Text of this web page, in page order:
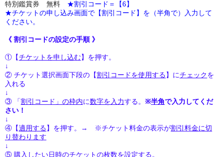
特別鑑賞券 無料 ★割引コード＝【6】
★チケットの申し込み画面で【割引コード】を（半角で）入力して
ください。
《 割引コードの設定の手順 》
①【チケットを申し込む】を押す。
↓
② チケット選択画面下段の【割引コードを使用する】にチェックを
入れる
↓
③ 「割引コード」の枠内に数字を入力する。 ※半角で入力してくだ
さい！
↓
④【適用する】を押す。→ ※チケット料金の表示が割引料金に切
り替わります
↓
⑤ 購入したい日時のチケットの枚数を設定する。